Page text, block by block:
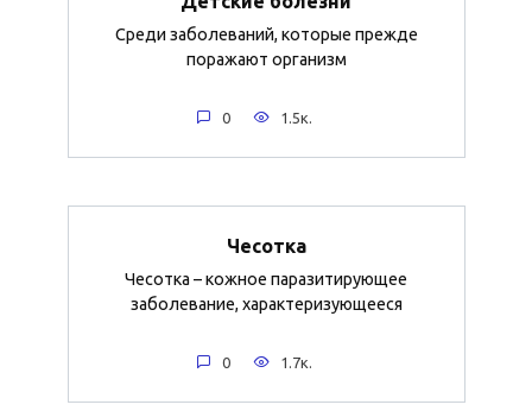
Среди заболеваний, которые прежде
поражают организм
0 1.5к.
Чесотка
Чесотка – кожное паразитирующее
заболевание, характеризующееся
0 1.7к.